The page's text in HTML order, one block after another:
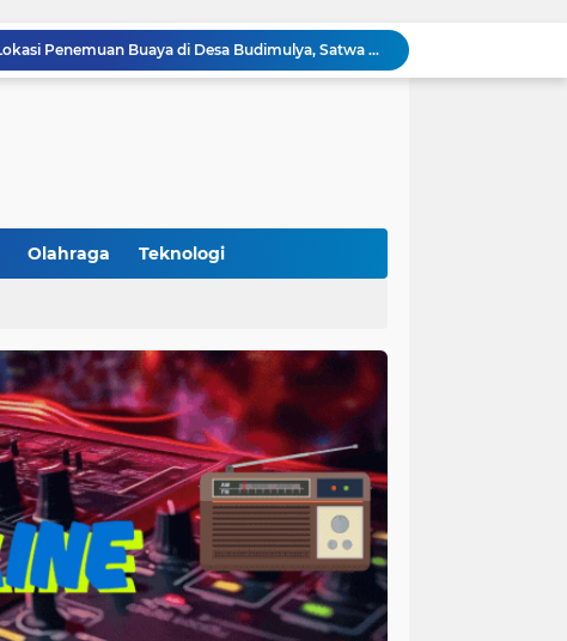
Polsek Cikupa Gelar Patroli dan Berikan Imbauan kepada Debt Collector, Cegah Gangguan Kamtibmas
Bhabinkamtibmas dan Babinsa Desa Bojong Gelar Warung Bhabinkamtibmas, Pererat Komunikasi dengan Warga
Ka Polsubsektor Cikupa Mas Aktif Atur Arus Lalu Lintas Sore, Wujudkan Kamseltibcar Lantas
Olahraga Teknologi